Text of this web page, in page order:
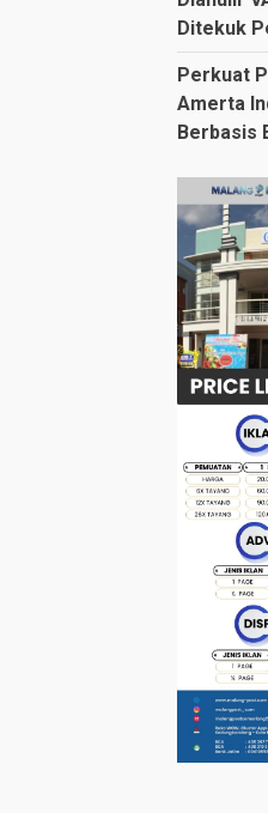
Ditekuk
Perkuat
Amerta
Berbasis